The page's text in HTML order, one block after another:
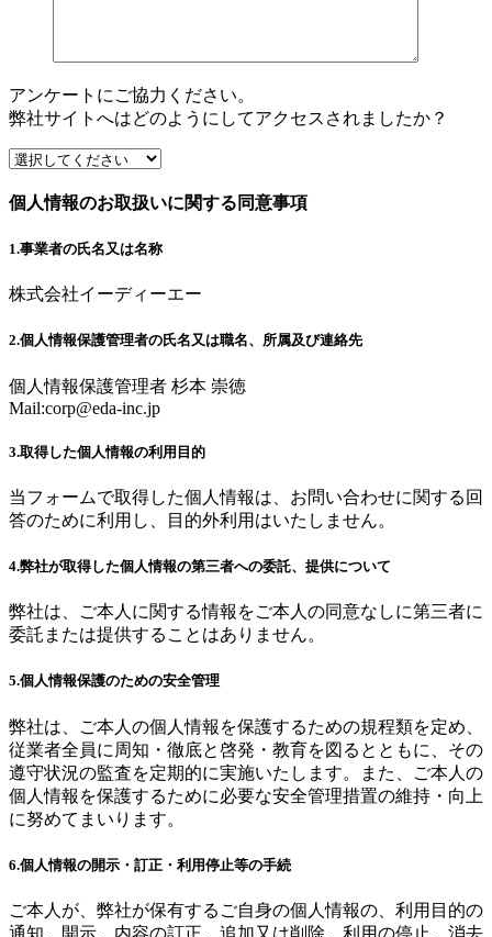
アンケートにご協力ください。
弊社サイトへはどのようにしてアクセスされましたか？
個人情報のお取扱いに関する同意事項
1.事業者の氏名又は名称
株式会社イーディーエー
2.個人情報保護管理者の氏名又は職名、所属及び連絡先
個人情報保護管理者 杉本 崇徳
Mail:corp@eda-inc.jp
3.取得した個人情報の利用目的
当フォームで取得した個人情報は、お問い合わせに関する回
答のために利用し、目的外利用はいたしません。
4.弊社が取得した個人情報の第三者への委託、提供について
弊社は、ご本人に関する情報をご本人の同意なしに第三者に
委託または提供することはありません。
5.個人情報保護のための安全管理
弊社は、ご本人の個人情報を保護するための規程類を定め、
従業者全員に周知・徹底と啓発・教育を図るとともに、その
遵守状況の監査を定期的に実施いたします。また、ご本人の
個人情報を保護するために必要な安全管理措置の維持・向上
に努めてまいります。
6.個人情報の開示・訂正・利用停止等の手続
ご本人が、弊社が保有するご自身の個人情報の、利用目的の
通知、開示、内容の訂正、追加又は削除、利用の停止、消去